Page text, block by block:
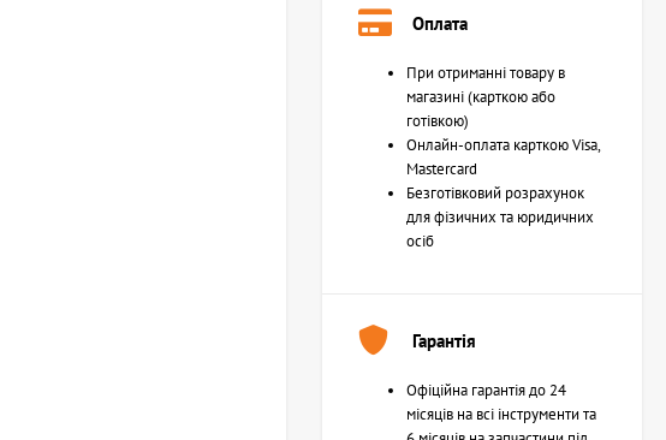
Оплата
При отриманні товару в
магазині (карткою або
готівкою)
Онлайн-оплата карткою Visa,
Mastercard
Безготівковий розрахунок
для фізичних та юридичних
осіб
Гарантія
Офіційна гарантія до 24
місяців на всі інструменти та